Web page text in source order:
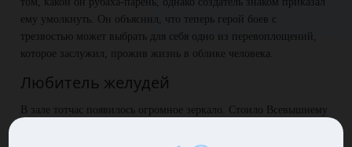
ему умолкнуть. Он объяснил, что теперь герой боев с
трезвостью может выбрать для себя одно из перевоплощений,
которое заслужил, прожив жизнь в облике человека.
Любитель желудей
В зале тотчас появилось огромное зеркало. Стоило Всевышнему
предложил Генри посмотреть на возможные варианты